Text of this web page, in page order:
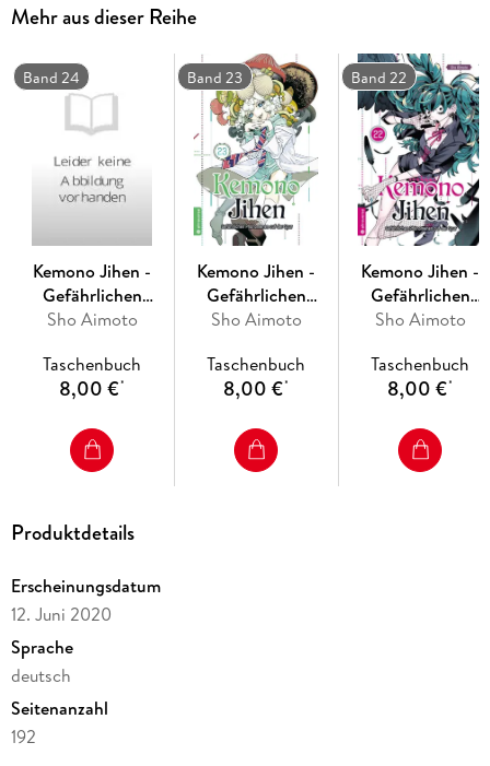
Mehr aus dieser Reihe
Band 24
Kemono Jihen -
Gefährlichen
Phänomenen auf
Sho Aimoto
Taschenbuch
8,00 €*
Band 23
Kemono Jihen -
Gefährlichen
Phänomenen auf
Sho Aimoto
Taschenbuch
8,00 €*
Band 22
Kemono Jihen -
Gefährlichen
Phänomenen auf
Sho Aimoto
Taschenbuch
8,00 €*
Produktdetails
Erscheinungsdatum
12. Juni 2020
Sprache
deutsch
Seitenanzahl
192